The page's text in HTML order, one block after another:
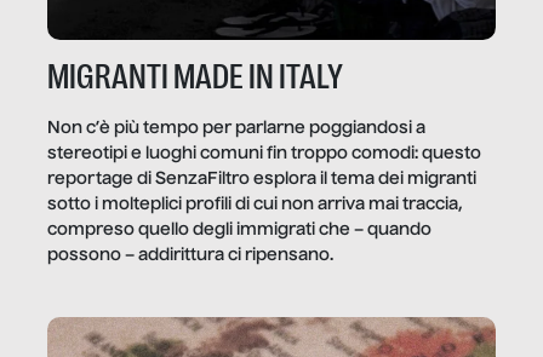
MIGRANTI MADE IN ITALY
Non c’è più tempo per parlarne poggiandosi a
stereotipi e luoghi comuni fin troppo comodi: questo
reportage di SenzaFiltro esplora il tema dei migranti
sotto i molteplici profili di cui non arriva mai traccia,
compreso quello degli immigrati che – quando
possono – addirittura ci ripensano.